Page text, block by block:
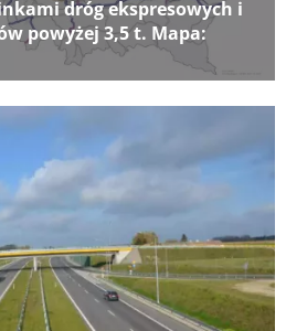
dróg ekspresowych i
powyżej 3,5 t. Mapa: